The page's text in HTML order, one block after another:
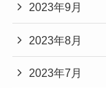
2023年9月
2023年8月
2023年7月